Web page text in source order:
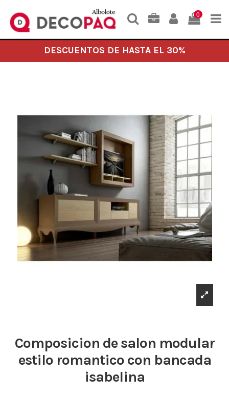
0
DESCUENTOS DE HASTA EL 30%
Composicion de salon modular
estilo romantico con bancada
isabelina